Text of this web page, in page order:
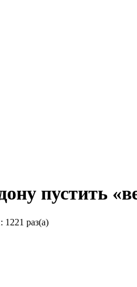
пустить
1221 раз(а)